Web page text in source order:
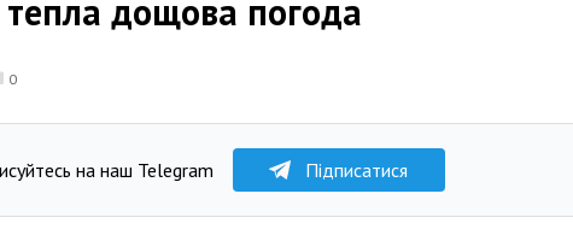
тепла дощова погода
0
на наш Telegram Підписатися